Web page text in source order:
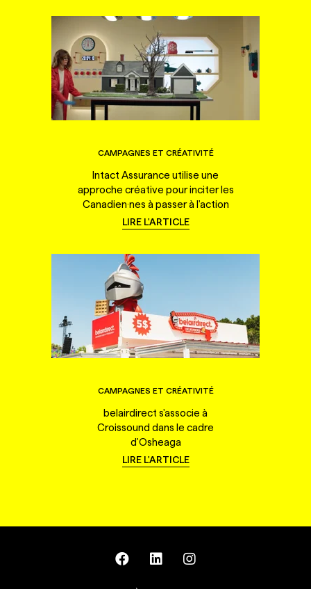
CAMPAGNES ET CRÉATIVITÉ
Intact Assurance utilise une
approche créative pour inciter les
Canadien·nes à passer à l'action
LIRE L'ARTICLE
CAMPAGNES ET CRÉATIVITÉ
belairdirect s'associe à
Croissound dans le cadre
d'Osheaga
LIRE L'ARTICLE